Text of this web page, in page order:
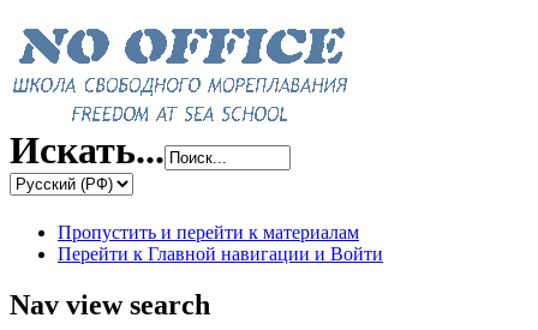
Искать...
Пропустить и перейти к материалам
Перейти к Главной навигации и Войти
Nav view search